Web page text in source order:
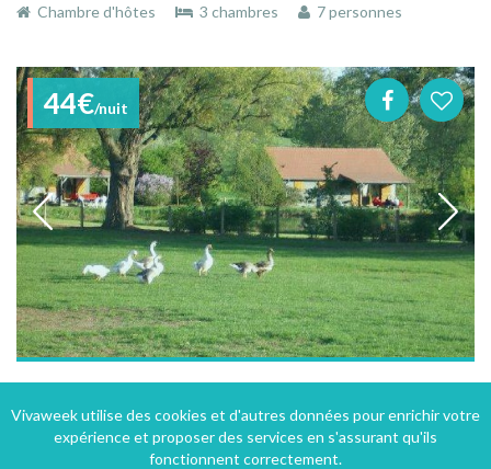
Chambre d'hôtes
3 chambres 7 personnes
44€/nuit
Gîte à Dédeling en Moselle en Lorraine dans le hameau de Chateau-voué
Château-Voué (44 km), Moselle, Lorraine, Grand Est, France
Vivaweek utilise des cookies et d'autres données pour enrichir votre
expérience et proposer des services en s'assurant qu'ils
fonctionnent correctement.